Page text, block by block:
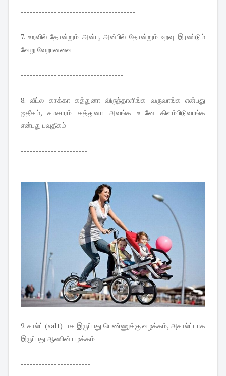
--------------------------------------
7. உறவில் தோன்றும் அன்பு, அன்பில் தோன்றும் உறவு இரண்டும்
வேறு வேறானவை
----------------------------------
8. வீட்ல காக்கா கத்துனா விருந்தாளிங்க வருவாங்க என்பது
ஐதீகம், சமசாரம் கத்துனா அவங்க உடனே கிளம்பிடுவாங்க
என்பது பவுதீகம்
----------------------
9. சால்ட் (salt)டாக இருப்பது பெண்ணுக்கு வழக்கம், அசால்ட்டாக
இருப்பது ஆணின் பழக்கம்
-----------------------